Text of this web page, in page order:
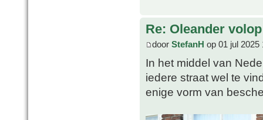
Re: Oleander
door StefanH op 01 jul 2025
In het middel van
iedere straat wel te
enige vorm van